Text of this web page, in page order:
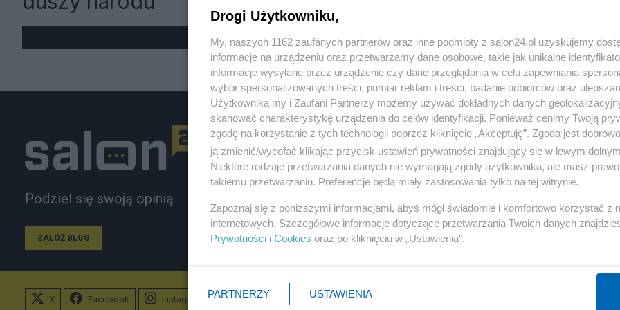
« WRÓĆ DO NOTKI
Podziel się swoją opinią
ZAŁÓŻ BLOG
Polityka
Rosja
PiS
Prezydent
NATO
Gospodarka
Biznes
Pieniądze
Inwestycje
Podatki
X Facebook Instagram
Drogi Użytkowniku,
My, naszych 1162 zaufanych partnerów oraz inne podmioty z salon24.pl uzyskujemy
informacje na urządzeniu oraz przetwarzamy dane osobowe, takie jak unikalne
informacje wysyłane przez urządzenie czy dane przeglądania w celu zapewniania
wybór spersonalizowanych treści, pomiar reklam i treści, badanie odbiorców oraz
Użytkownika my i Zaufani Partnerzy możemy używać dokładnych danych
skanować charakterystykę urządzenia do celów identyfikacji. Ponieważ cenimy Twoją
zgodę na korzystanie z tych technologii poprzez kliknięcie „Akceptuję”. Zgoda jest
ją zmienić/wycofać klikając przycisk ustawień prywatności znajdujący się w lewym
Niektóre rodzaje przetwarzania danych nie wymagają zgody użytkownika, ale masz
takiemu przetwarzaniu. Preferencje będą miały zastosowania tylko na tej witrynie.
Zapoznaj się z poniższymi informacjami, abyś mógł świadomie i komfortowo korzystać z
internetowych. Szczegółowe informacje dotyczące przetwarzania Twoich danych
Prywatności i Cookies oraz po kliknięciu w „Ustawienia”.
PARTNERZY USTAWIENIA